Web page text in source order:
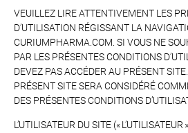
VEUILLEZ LIRE ATTENTIVEMENT LES
D’UTILISATION RÉGISSANT LA
CURIUMPHARMA.COM. SI VOUS NE
PAR LES PRÉSENTES CONDITIONS
DEVEZ PAS ACCÉDER AU PRÉSENT
PRÉSENT SITE SERA CONSIDÉRÉ
DES PRÉSENTES CONDITIONS
L’UTILISATEUR DU SITE («